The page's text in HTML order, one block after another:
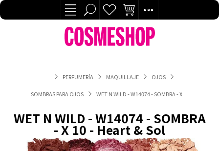
PERFUMERÍA MAQUILLAJE OJOS
SOMBRAS PARA OJOS WET N WILD - W14074 - SOMBRA - X 10 - HEART &
WET N WILD - W14074 - SOMBRA
- X 10 - Heart & Sol